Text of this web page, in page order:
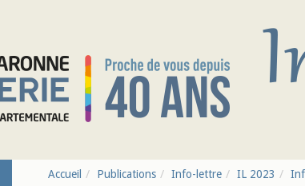
Accueil Publications Info-lettre IL 2023